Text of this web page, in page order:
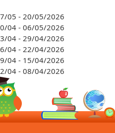
05 - 20/05/2026
04 - 06/05/2026
04 - 29/04/2026
04 - 22/04/2026
04 - 15/04/2026
04 - 08/04/2026